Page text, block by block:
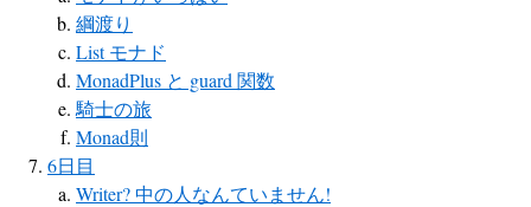
綱渡り
List モナド
MonadPlus と guard 関数
騎士の旅
Monad則
6日目
Writer? 中の人なんていません!